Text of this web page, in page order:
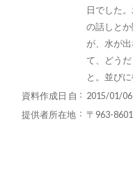
日でした
の話しと
が、水が
て、どう
と。並び
資料作成日 自
2015/01/06
提供者所在地
〒963-